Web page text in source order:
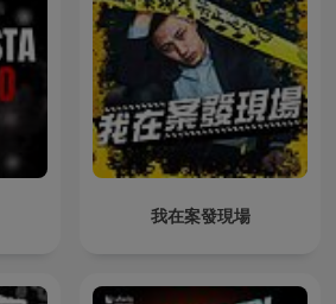
我在案發現場